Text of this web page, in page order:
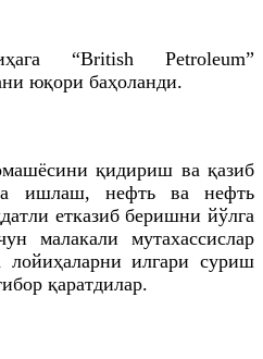
“British Petroleum”
юқори баҳоланди.
қидириш ва қазиб
ишлаш, нефть ва нефть
етказиб беришни йўлга
малакали мутахассислар
илгари суриш
қаратдилар.